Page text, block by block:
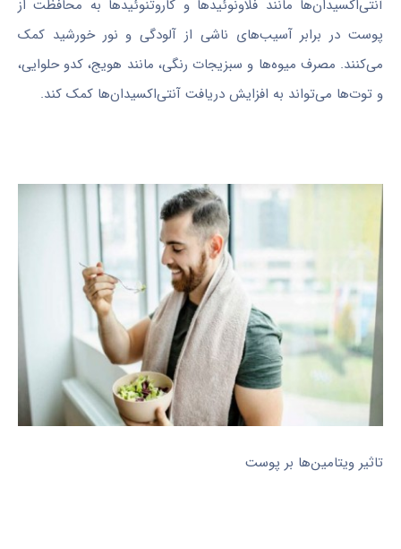
آنتی‌اکسیدان‌ها مانند فلاونوئیدها و کاروتنوئیدها به محافظت از
پوست در برابر آسیب‌های ناشی از آلودگی و نور خورشید کمک
می‌کنند. مصرف میوه‌ها و سبزیجات رنگی، مانند هویج، کدو حلوایی،
و توت‌ها می‌تواند به افزایش دریافت آنتی‌اکسیدان‌ها کمک کند.
تاثیر ویتامین‌ها بر پوست